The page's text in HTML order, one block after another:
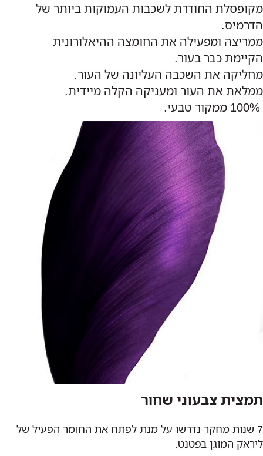
מקופסלת החודרת לשכבות העמוקות ביותר של
הדרמיס.
ממריצה ומפעילה את החומצה ההיאלורונית
הקיימת כבר בעור.
מחליקה את השכבה העליונה של העור.
ממלאת את העור ומעניקה הקלה מיידית.
תמצית צבעוני שחור
7 שנות מחקר נדרשו על מנת לפתח את החומר הפעיל של
ליראק המוגן בפטנט.